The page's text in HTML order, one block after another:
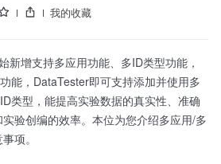
我的收藏
新增支持多应用功能、多ID类型功能，
能，DataTester即可支持添加并使用多
类型，能提高实验数据的真实性、准确
验创编的效率。本位为您介绍多应用/多
项。